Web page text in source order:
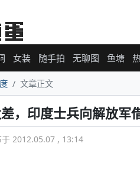
女装 随手拍 无聊图 鱼塘
文章正文
，印度士兵向解放军
于 2012.05.07 , 13:14